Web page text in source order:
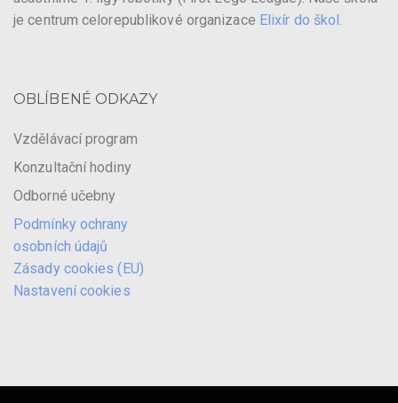
je centrum celorepublikové organizace Elixír do škol .
OBLÍBENÉ ODKAZY
Vzdělávací program
Konzultační hodiny
Odborné učebny
Podmínky ochrany
osobních údajů
Zásady cookies (EU)
Nastavení cookies